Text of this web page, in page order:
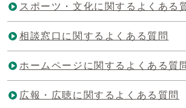
スポーツ・文化に関するよくある
相談窓口に関するよくある質問
ホームページに関するよくある質
広報・広聴に関するよくある質問